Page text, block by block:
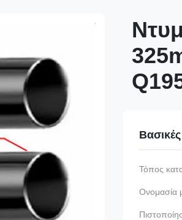
Βασικές
Τόπος
Ονομασία